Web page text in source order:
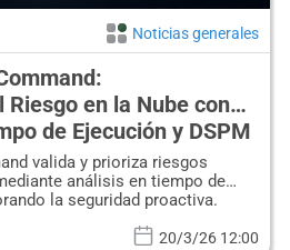
Noticias generales
Riesgo en la Nube con
de Ejecución y DSPM
valida y prioriza riesgos
análisis en tiempo de
la seguridad proactiva.
20/3/26 12:00